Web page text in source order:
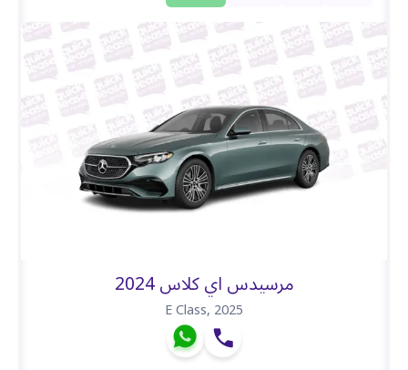
مرسيدس اي كلاس 2024
E Class,2025